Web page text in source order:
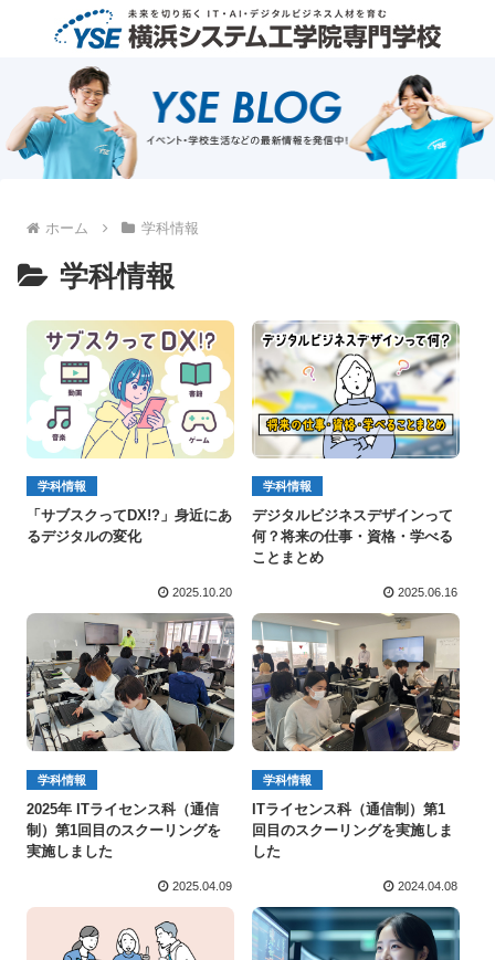
ホーム 学科情報
学科情報
学科情報
「サブスクってDX!?」身近にあ
るデジタルの変化
2025.10.20
学科情報
デジタルビジネスデザインって
何？将来の仕事・資格・学べる
ことまとめ
2025.06.16
学科情報
2025年 ITライセンス科（通信
制）第1回目のスクーリングを
実施しました
2025.04.09
学科情報
ITライセンス科（通信制）第1
回目のスクーリングを実施しま
した
2024.04.08